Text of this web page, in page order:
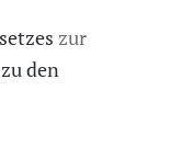
zur
den